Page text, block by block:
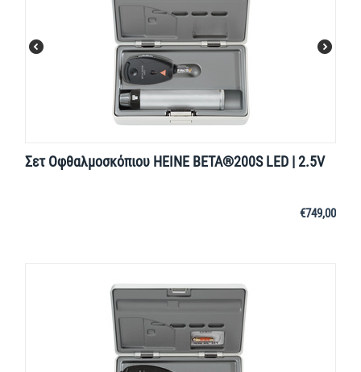
Σετ Οφθαλμοσκόπιου HEINE BETA®200S LED | 2.5V
€749,00